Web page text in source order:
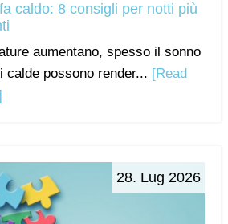
caldo: 8 consigli per notti più
aumentano, spesso il sonno
calde possono render... [Read
28. Lug 2026